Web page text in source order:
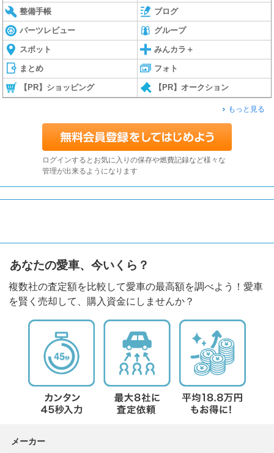
整備手帳 ブログ
パーツレビュー グループ
スポット みんカラ＋
まとめ フォト
【PR】ショッピング 【PR】オークション
もっと見る
ログインするとお気に入りの保存や燃費記録など様々な
管理が出来るようになります
あなたの愛車、今いくら？
複数社の査定額を比較して愛車の最高額を調べよう！愛車
を賢く売却して、購入資金にしませんか？
メーカー